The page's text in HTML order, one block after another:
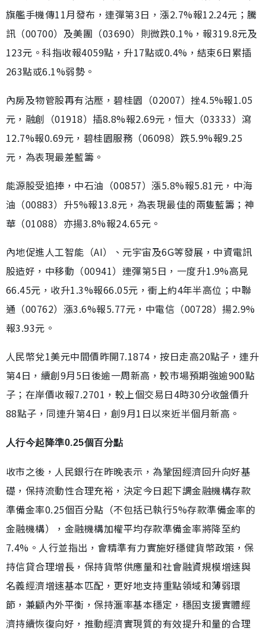
旗艦手機傳11月發布，連彈第3日，漲2.7%報12.24元；騰
訊（00700）及美團（03690）則微跌0.1%，報319.8元及
123元。科指收報4059點，升17點或0.4%，結束6日累插
263點或6.1%弱勢。
內房及物管股再有沽壓，碧桂園（02007）挫4.5%報1.05
元，融創（01918）插8.8%報2.69元，恒大（03333）瀉
12.7%報0.69元，碧桂園服務（06098）跌5.9%報9.25
元，為表現最差藍籌。
能源股受追捧，中石油（00857）漲5.8%報5.81元，中海
油（00883）升5%報13.8元，為表現最佳的兩隻藍籌；神
華（01088）亦揚3.8%報24.65元。
內地促進人工智能（AI）、元宇宙及6G等發展，中資電訊
股造好，中移動（00941）連彈第5日，一度升1.9%高見
66.45元，收升1.3%報66.05元，衝上約4年半高位；中聯
通（00762）漲3.6%報5.77元，中電信（00728）揚2.9%
報3.93元。
人民幣兌1美元中間價昨開7.1874，按日走高20點子，連升
第4日，續創9月5日後逾一周新高，較市場預期強逾900點
子；在岸價收報7.2701，較上個交易日4時30分收盤價升
88點子，同連升第4日，創9月1日以來近半個月新高。
人行今起降準0.25個百分點
收市之後，人民銀行在昨晚表示，為鞏固經濟回升向好基
礎，保持流動性合理充裕，決定今日起下調金融機構存款
準備金率0.25個百分點（不包括已執行5%存款準備金率的
金融機構），金融機構加權平均存款準備金率將降至約
7.4%。人行並指出，會精準有力實施好穩健貨幣政策，保
持信貸合理增長，保持貨幣供應量和社會融資規模增速與
名義經濟增速基本匹配，更好地支持重點領域和薄弱環
節，兼顧內外平衡，保持滙率基本穩定，穩固支援實體經
濟持續恢復向好，推動經濟實現質的有效提升和量的合理